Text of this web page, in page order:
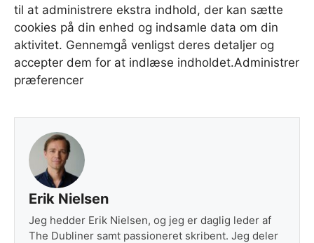
til at administrere ekstra indhold, der kan sætte
cookies på din enhed og indsamle data om din
aktivitet. Gennemgå venligst deres detaljer og
accepter dem for at indlæse indholdet.Administrer
præferencer
Erik Nielsen
Jeg hedder Erik Nielsen, og jeg er daglig leder af
The Dubliner samt passioneret skribent. Jeg deler